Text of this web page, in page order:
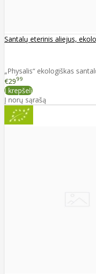
Santalų eterinis aliejus,
„Physalis“ ekologiškas
€2999
Į krepšelį
Į norų sąrašą